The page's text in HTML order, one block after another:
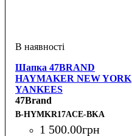
Шапка 47BRAND
HAYMAKER NEW YORK
YANKEES
47Brand
B-HYMKR17ACE-BKA
1 500.00грн